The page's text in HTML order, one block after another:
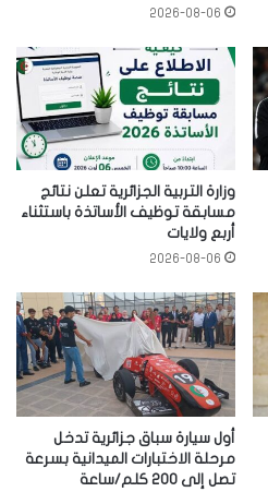
2026-08-06
وزارة التربية الجزائرية تعلن نتائج
مسابقة توظيف الأساتذة باستثناء
أربع ولايات
2026-08-06
أول سيارة سباق جزائرية تدخل
مرحلة الاختبارات الميدانية بسرعة
تصل إلى 200 كلم/ساعة